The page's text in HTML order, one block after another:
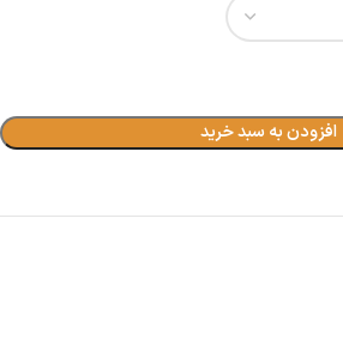
افزودن به سبد خرید